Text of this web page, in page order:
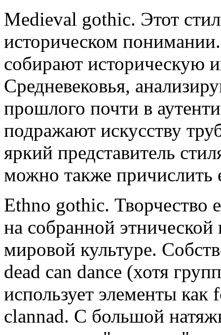
Medieval gothic. Этот
историческом
собирают историческую
Средневековья,
прошлого почти в
подражают искусству
яркий представитель
можно также причислить
Ethno gothic. Творчество
на собранной
мировой культуре.
dead can dance (хотя
использует элементы
clannad. С большой